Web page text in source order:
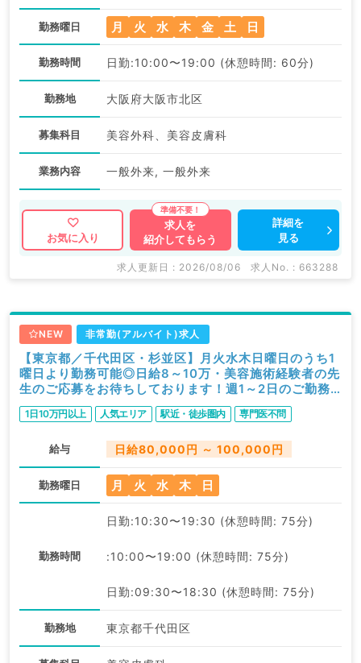
勤務曜日 月 火 水 木 金 土 日
勤務時間 日勤:10:00〜19:00 (休憩時間: 60分)
勤務地 大阪府大阪市北区
募集科目 美容外科、美容皮膚科
業務内容 一般外来, 一般外来
お気に入り
求人を
紹介してもらう
詳細を
見る
求人更新日 : 2026/08/06 求人No. : 663288
NEW 非常勤(アルバイト)求人
【東京都／千代田区・杉並区】月火水木日曜日のうち1
曜日より勤務可能◎日給8～10万・美容施術経験者の先
生のご応募をお待ちしております！週1～2日のご勤務
です（美容皮膚科／非常勤）
1日10万円以上 人気エリア 駅近・徒歩圏内 専門医不問
給与 日給80,000円 ～ 100,000円
勤務曜日 月 火 水 木 日
勤務時間
日勤:10:30〜19:30 (休憩時間: 75分)
:10:00〜19:00 (休憩時間: 75分)
日勤:09:30〜18:30 (休憩時間: 75分)
勤務地 東京都千代田区